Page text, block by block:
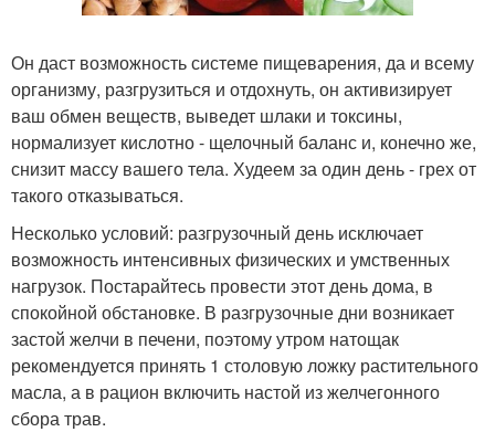
Он даст возможность системе пищеварения, да и всему
организму, разгрузиться и отдохнуть, он активизирует
ваш обмен веществ, выведет шлаки и токсины,
нормализует кислотно - щелочный баланс и, конечно же,
снизит массу вашего тела. Худеем за один день - грех от
такого отказываться.
Несколько условий: разгрузочный день исключает
возможность интенсивных физических и умственных
нагрузок. Постарайтесь провести этот день дома, в
спокойной обстановке. В разгрузочные дни возникает
застой желчи в печени, поэтому утром натощак
рекомендуется принять 1 столовую ложку растительного
масла, а в рацион включить настой из желчегонного
сбора трав.